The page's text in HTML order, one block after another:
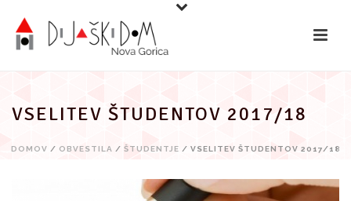
vsebino
VSELITEV ŠTUDENTOV 2017/18
DOMOV / OBVESTILA / ŠTUDENTJE / VSELITEV ŠTUDENTOV 2017/18